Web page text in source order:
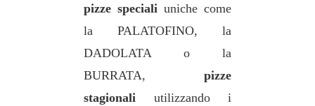
pizze speciali uniche come
la PALATOFINO, la
DADOLATA o la
BURRATA, pizze
stagionali utilizzando i